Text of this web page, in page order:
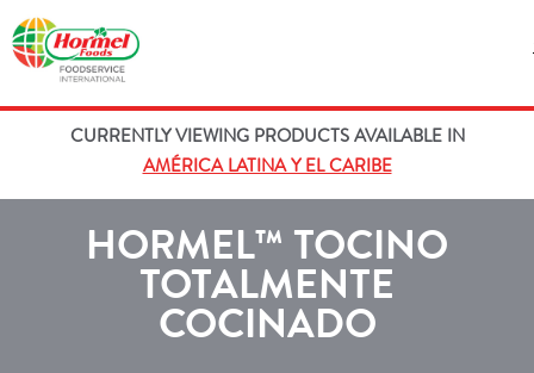
CURRENTLY VIEWING PRODUCTS AVAILABLE IN
AMÉRICA LATINA Y EL CARIBE
HORMEL™ TOCINO
TOTALMENTE
COCINADO